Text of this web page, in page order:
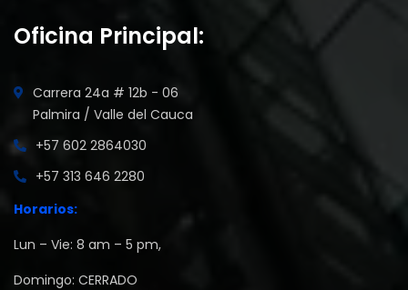
Oficina Principal:
Carrera 24a # 12b - 06
Palmira / Valle del Cauca
+57 602 2864030
‪+57 313 646 2280
Horarios:
Lun – Vie: 8 am – 5 pm,
Domingo: CERRADO